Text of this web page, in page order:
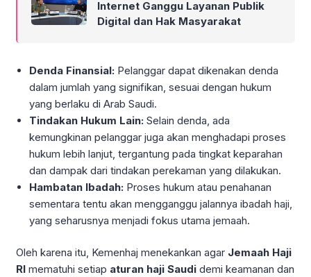
Internet Ganggu Layanan Publik
Digital dan Hak Masyarakat
Denda Finansial: Pelanggar dapat dikenakan denda
dalam jumlah yang signifikan, sesuai dengan hukum
yang berlaku di Arab Saudi.
Tindakan Hukum Lain: Selain denda, ada
kemungkinan pelanggar juga akan menghadapi proses
hukum lebih lanjut, tergantung pada tingkat keparahan
dan dampak dari tindakan perekaman yang dilakukan.
Hambatan Ibadah: Proses hukum atau penahanan
sementara tentu akan mengganggu jalannya ibadah haji,
yang seharusnya menjadi fokus utama jemaah.
Oleh karena itu, Kemenhaj menekankan agar Jemaah Haji
RI mematuhi setiap aturan haji Saudi demi keamanan dan